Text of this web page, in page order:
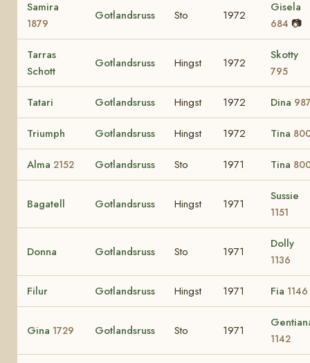
Samira
1879
Gotlandsruss Sto 1972
Gisela
684 📷
Tarras
Schott
Gotlandsruss Hingst 1972
Skotty
795
Tatari Gotlandsruss Hingst 1972 Dina
Triumph Gotlandsruss Hingst 1972 Tina
Alma 2152 Gotlandsruss Sto 1971 Tina
Bagatell Gotlandsruss Hingst 1971
Sussie
1151
Donna Gotlandsruss Sto 1971
Dolly
1136
Filur Gotlandsruss Hingst 1971 Fia 1146
Gina 1729 Gotlandsruss Sto 1971
1142